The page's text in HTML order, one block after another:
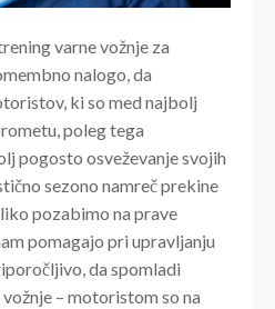
varne vožnje za
nalogo, da
ki so med najbolj
poleg tega
pogosto osveževanje svojih
sezono namreč prekine
pozabimo na prave
pomagajo pri upravljanju
da spomladi
– motoristom so na